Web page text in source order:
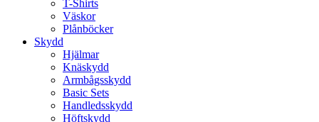
T-Shirts
Väskor
Plånböcker
Skydd
Hjälmar
Knäskydd
Armbågsskydd
Basic Sets
Handledsskydd
Höftskydd